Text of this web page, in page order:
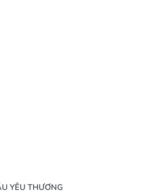
YÊU THƯƠNG